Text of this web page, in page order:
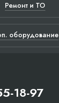
Ремонт и ТО
оборудование
18-97